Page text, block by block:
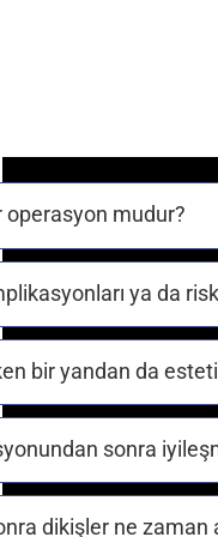
operasyon mudur?
ya da
bir yandan da
sonra
dikişler ne zaman